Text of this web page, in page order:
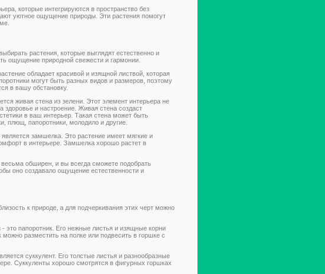
которые интегрируются в пространство без
уютное ощущение природы. Эти растения помогут
растения, которые выглядят естественно и
ощущение природной свежести и гармонии.
обладает красивой и изящной листвой, которая
могут быть разных видов и размеров, поэтому
в вашу обстановку.
живая стена из зелени. Этот элемент интерьера не
здоровье и настроение. Живая стена создаст
в ваш интерьер. Такая стена может быть
плющ, папоротники, молодило и другие.
замшелка. Это растение имеет мягкие и
в интерьере. Замшелка хорошо растет в
обширен, и вы всегда сможете подобрать
оно создавало ощущение естественности и
к природе, а для подчеркивания этих черт можно
папоротник. Его нежные листья и изящные корни
разместить на полке или подвесить в горшке с
суккулент. Его толстые листья и разнообразные
Суккуленты хорошо смотрятся в фигурных горшках